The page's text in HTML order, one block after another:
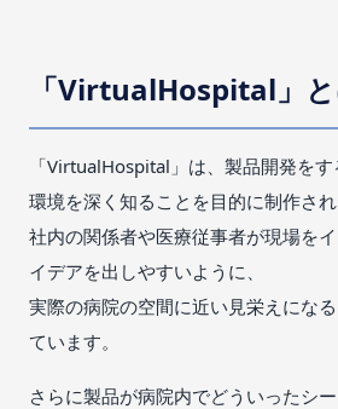
「VirtualHospital」
「VirtualHospital」は、製品開発を
環境を深く知ることを目的に制作され
社内の関係者や医療従事者が現場を
イデアを出しやすいように、
実際の病院の空間に近い見栄えにな
ています。
さらに製品が病院内でどういったシ